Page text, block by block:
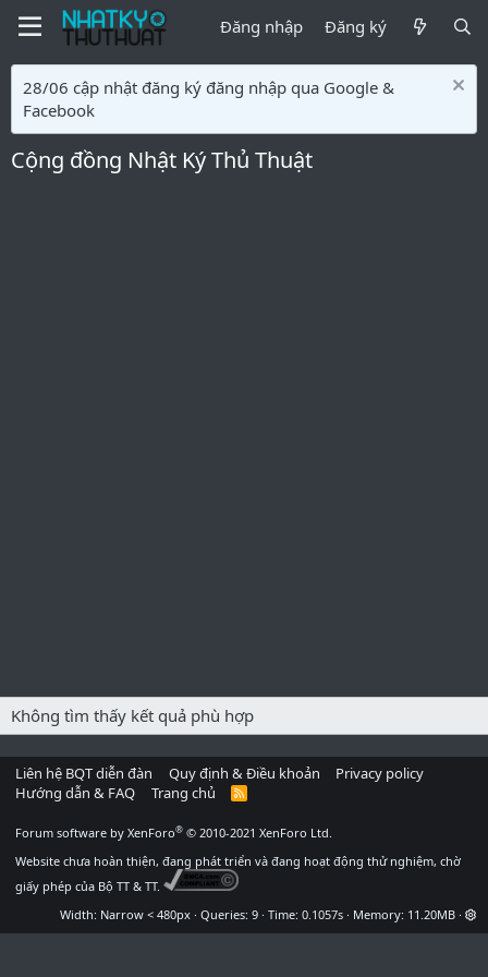
Đăng nhập Đăng ký
28/06 cập nhật đăng ký đăng nhập qua Google &
Facebook
Cộng đồng Nhật Ký Thủ Thuật
Không tìm thấy kết quả phù hợp
Liên hệ BQT diễn đàn Quy định & Điều khoản
Privacy policy
Hướng dẫn & FAQ
Trang chủ
R
Forum software by XenForo® © 2010-2021 XenForo Ltd.
Website chưa hoàn thiện, đang phát triển và đang hoạt động thử nghiệm, chờ
giấy phép của Bộ TT & TT.
Width
Queries 9 Time 0.1057s Memory 11.20MB